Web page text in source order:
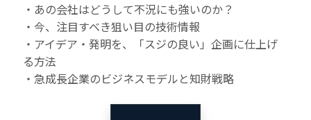
・あの会社はどうして不況にも強いのか？
・今、注目すべき狙い目の技術情報
・アイデア・発明を、「スジの良い」企画に仕上げ
る方法
・急成長企業のビジネスモデルと知財戦略